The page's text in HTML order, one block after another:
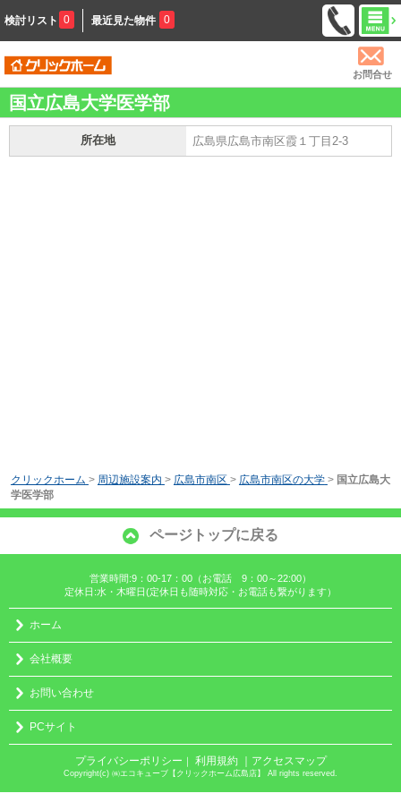
検討リスト 0 最近見た物件 0
お問合せ
国立広島大学医学部
所在地 広島県広島市南区霞１丁目2-3
クリックホーム > 周辺施設案内 > 広島市南区 > 広島市南区の大学 > 国立広島大
学医学部
ページトップに戻る
営業時間:9：00-17：00（お電話 9：00～22:00）
定休日:水・木曜日(定休日も随時対応・お電話も繋がります）
ホーム
会社概要
お問い合わせ
PCサイト
プライバシーポリシー ｜ 利用規約 ｜アクセスマップ
Copyright(c) ㈱エコキューブ【クリックホーム広島店】 All rights reserved.